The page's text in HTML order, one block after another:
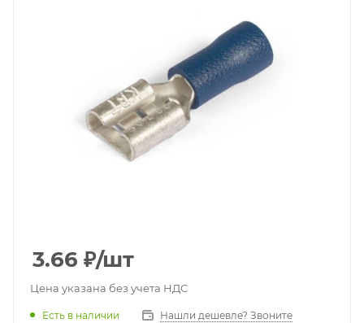
3.66 ₽/шт
Цена указана без учета НДС
Есть в наличии Нашли дешевле? Звоните